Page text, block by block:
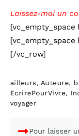
Laissez-moi un
[/vc_row]
ailleurs, Auteure,
EcrirePourVivre,
voyager
Pour laisser